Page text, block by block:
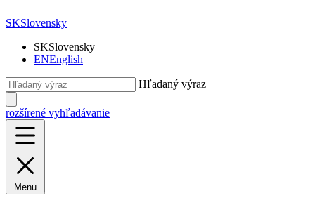
SKSlovensky
SKSlovensky
ENEnglish
Hľadaný výraz
rozšírené vyhľadávanie
Menu